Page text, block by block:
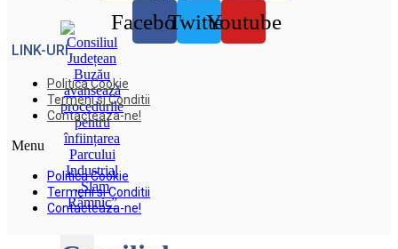
FacebookTwitterYoutube
LINK-URI
Politica Cookie
Termeni si Conditii
Contacteaza-ne!
Menu
Politica Cookie
Termeni si Conditii
Contacteaza-ne!